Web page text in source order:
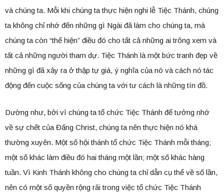
và chúng ta. Mỗi khi chúng ta thực hiện nghi lễ Tiệc Thánh, chúng
ta không chỉ nhớ đến những gì Ngài đã làm cho chúng ta, mà
chúng ta còn “thể hiện” điều đó cho tất cả những ai trông xem và
tất cả những người tham dự. Tiệc Thánh là một bức tranh đẹp về
những gì đã xảy ra ở thập tự giá, ý nghĩa của nó và cách nó tác
động đến cuộc sống của chúng ta với tư cách là những tín đồ.
Dường như, bởi vì chúng ta tổ chức Tiệc Thánh để tưởng nhớ
về sự chết của Đấng Christ, chúng ta nên thực hiện nó khá
thường xuyên. Một số hội thánh tổ chức Tiệc Thánh mỗi tháng;
một số khác làm điều đó hai tháng một lần; một số khác hàng
tuần. Vì Kinh Thánh không cho chúng ta chỉ dẫn cụ thể về số lần,
nên có một số quyền rộng rãi trong việc tổ chức Tiệc Thánh